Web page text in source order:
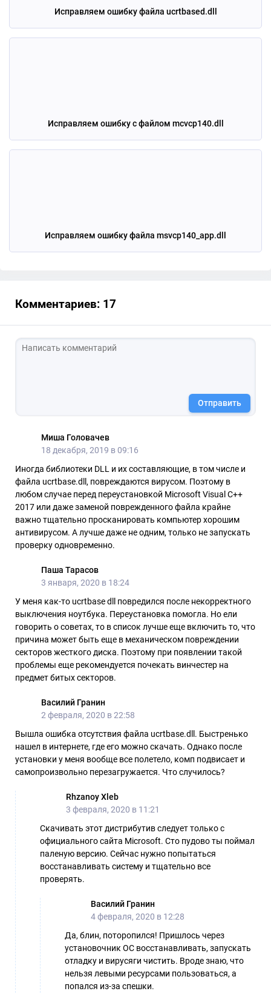
Исправляем ошибку файла ucrtbased.dll
Исправляем ошибку с файлом mcvcp140.dll
Исправляем ошибку файла msvcp140_app.dll
Комментариев: 17
Отправить
Миша Головачев
18 декабря, 2019 в 09:16
Иногда библиотеки DLL и их составляющие, в том числе и
файла ucrtbase.dll, повреждаются вирусом. Поэтому в
любом случае перед переустановкой Microsoft Visual C++
2017 или даже заменой поврежденного файла крайне
важно тщательно просканировать компьютер хорошим
антивирусом. А лучше даже не одним, только не запускать
проверку одновременно.
Паша Тарасов
3 января, 2020 в 18:24
У меня как-то ucrtbase dll повредился после некорректного
выключения ноутбука. Переустановка помогла. Но ели
говорить о советах, то в список лучше еще включить то, что
причина может быть еще в механическом повреждении
секторов жесткого диска. Поэтому при появлении такой
проблемы еще рекомендуется почекать винчестер на
предмет битых секторов.
Василий Гранин
2 февраля, 2020 в 22:58
Вышла ошибка отсутствия файла ucrtbase.dll. Быстренько
нашел в интернете, где его можно скачать. Однако после
установки у меня вообще все полетело, комп подвисает и
самопроизвольно перезагружается. Что случилось?
Rhzanoy Xleb
3 февраля, 2020 в 11:21
Скачивать этот дистрибутив следует только с
официального сайта Microsoft. Сто пудово ты поймал
паленую версию. Сейчас нужно попытаться
восстанавливать систему и тщательно все
проверять.
Василий Гранин
4 февраля, 2020 в 12:28
Да, блин, поторопился! Пришлось через
установочник ОС восстанавливать, запускать
отладку и вирусяги чистить. Вроде знаю, что
нельзя левыми ресурсами пользоваться, а
попался из-за спешки.